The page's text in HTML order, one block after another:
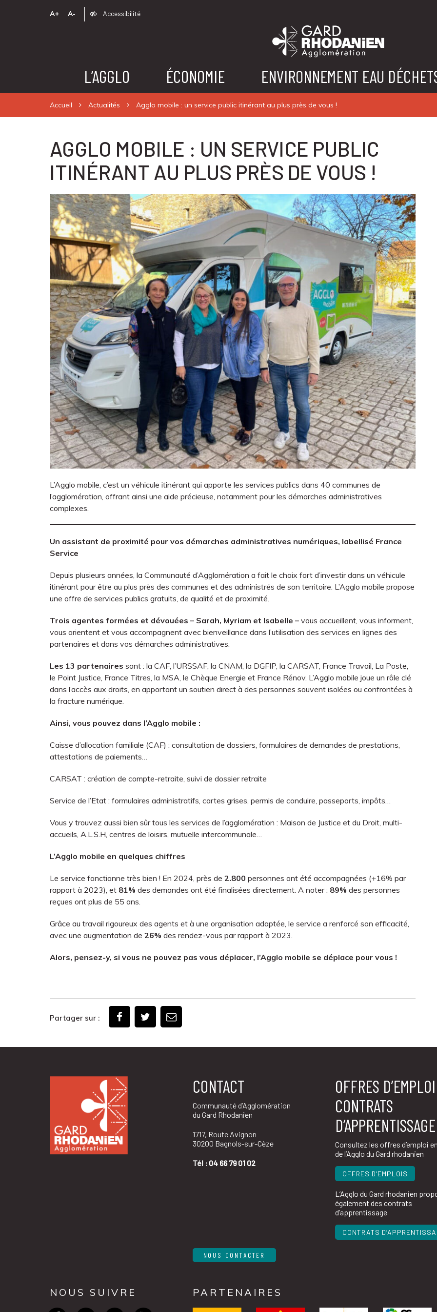
A+ A- Accessibilité
L’AGGLO ÉCONOMIE ENVIRONNEMENT EAU
Accueil Actualités Agglo mobile : un service public itinérant au plus près de vous !
AGGLO MOBILE : UN SERVICE PUBLIC
ITINÉRANT AU PLUS PRÈS DE VOUS !
L’Agglo mobile, c’est un véhicule itinérant qui apporte les services publics dans 40 communes de
l’agglomération, offrant ainsi une aide précieuse, notamment pour les démarches administratives
complexes.
Un assistant de proximité pour vos démarches administratives numériques, labellisé France
Service
Depuis plusieurs années, la Communauté d’Agglomération a fait le choix fort d’investir dans un véhicule
itinérant pour être au plus près des communes et des administrés de son territoire. L’Agglo mobile propose
une offre de services publics gratuits, de qualité et de proximité.
Trois agentes formées et dévouées – Sarah, Myriam et Isabelle – vous accueillent, vous informent,
vous orientent et vous accompagnent avec bienveillance dans l’utilisation des services en lignes des
partenaires et dans vos démarches administratives.
Les 13 partenaires sont : la CAF, l’URSSAF, la CNAM, la DGFIP, la CARSAT, France Travail, La Poste,
le Point Justice, France Titres, la MSA, le Chèque Energie et France Rénov. L’Agglo mobile joue un rôle clé
dans l’accès aux droits, en apportant un soutien direct à des personnes souvent isolées ou confrontées à
la fracture numérique.
Ainsi, vous pouvez dans l’Agglo mobile :
Caisse d’allocation familiale (CAF) : consultation de dossiers, formulaires de demandes de prestations,
attestations de paiements…
CARSAT : création de compte-retraite, suivi de dossier retraite
Service de l’Etat : formulaires administratifs, cartes grises, permis de conduire, passeports, impôts…
Vous y trouvez aussi bien sûr tous les services de l’agglomération : Maison de Justice et du Droit, multi-
accueils, A.L.S.H, centres de loisirs, mutuelle intercommunale…
L’Agglo mobile en quelques chiffres
Le service fonctionne très bien ! En 2024, près de 2.800 personnes ont été accompagnées (+16% par
rapport à 2023), et 81% des demandes ont été finalisées directement. A noter : 89% des personnes
reçues ont plus de 55 ans.
Grâce au travail rigoureux des agents et à une organisation adaptée, le service a renforcé son efficacité,
avec une augmentation de 26% des rendez-vous par rapport à 2023.
Alors, pensez-y, si vous ne pouvez pas vous déplacer, l’Agglo mobile se déplace pour vous !
Partager sur :
CONTACT
Communauté d’Agglomération
du Gard Rhodanien
1717, Route Avignon
30200 Bagnols-sur-Cèze
Tél : 04 66 79 01 02
NOUS CONTACTER
OFFRES
CONTRATS
D’APPRENTISSAGE
Consultez les offres d’emploi
de l’Agglo du Gard rhodanien
OFFRES D’EMPLOIS
L’Agglo du Gard rhodanien
également des contrats
d’apprentissage
CONTRATS
NOUS SUIVRE PARTENAIRES